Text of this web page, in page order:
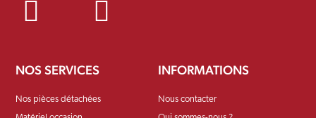
NOS SERVICES
Nos pièces détachées
INFORMATIONS
Nous contacter